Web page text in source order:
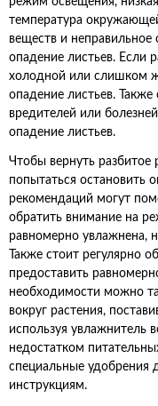
температура
веществ и
опадение листьев. Если
холодной или слишком
опадение листьев. Также
вредителей или
опадение листьев.
Чтобы вернуть разбитое
попытаться остановить
рекомендаций могут
обратить внимание на
равномерно увлажнена,
Также стоит регулярно
предоставить
необходимости можно
вокруг растения,
используя увлажнитель
недостатком
специальные удобрения
инструкциям.